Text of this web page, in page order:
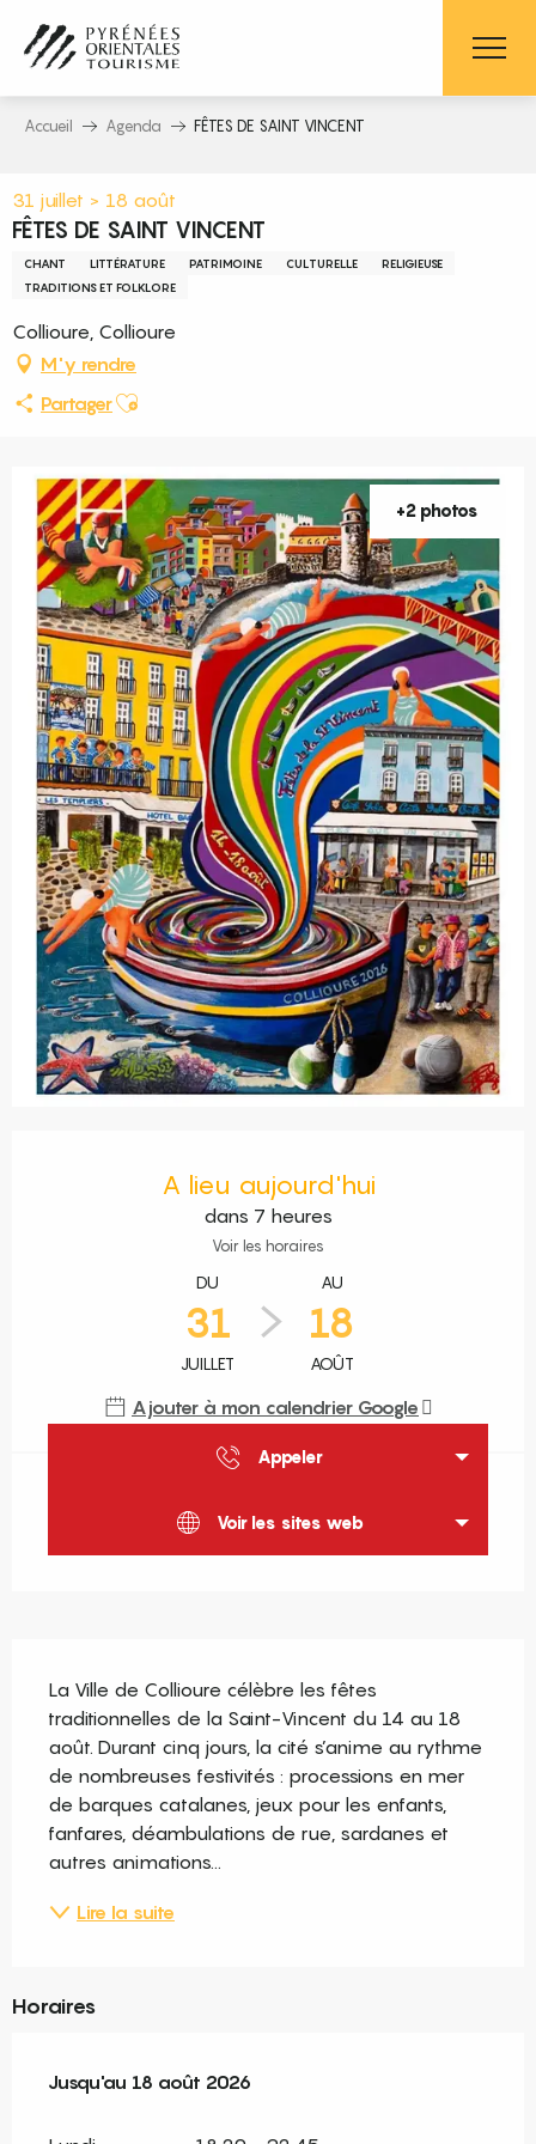
contenu
principal
Accueil Agenda FÊTES DE SAINT VINCENT
31 juillet > 18 août
FÊTES DE SAINT VINCENT
CHANT LITTÉRATURE PATRIMOINE CULTURELLE
RELIGIEUSE
TRADITIONS ET FOLKLORE
Collioure, Collioure
M'y rendre
PartagerAjouter aux favoris
+2 photos
A lieu aujourd'hui
dans 7 heures
Voir les horaires
DU
31
JUILLET
AU
18
AOÛT
Ajouter à mon calendrier Google
Appeler
Voir les sites web
La Ville de Collioure célèbre les fêtes
traditionnelles de la Saint-Vincent du 14 au 18
août. Durant cinq jours, la cité s’anime au rythme
de nombreuses festivités : processions en mer
de barques catalanes, jeux pour les enfants,
fanfares, déambulations de rue, sardanes et
autres animations...
Lire la suite
Horaires
Du31 juillet 2026 au18 août 2026
Jusqu'au 18 août 2026